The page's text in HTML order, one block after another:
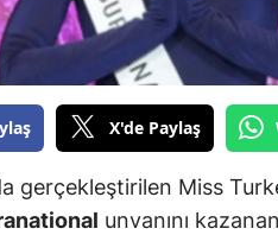
Burdur
Çanakkale
Çankırı
Çorum
X'de Paylaş
gerçekleştirilen Miss
unvanını